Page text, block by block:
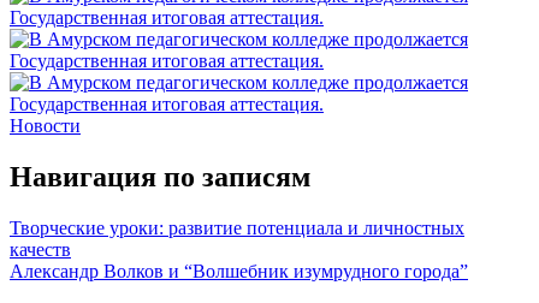
Новости
Навигация по записям
Творческие уроки: развитие потенциала и личностных
качеств
Александр Волков и “Волшебник изумрудного города”